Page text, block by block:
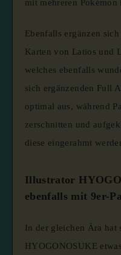
mit mehreren Pokémon
Ebenfalls ergänzen
Karten von Latios und
welches ebenfalls
sich ergänzenden Full
optimal aus, während
zerschnitten und
diese eingerahmt
Illustrator
ebenfalls mit 9er-
In der gleichen Ära hat
HYOGONOSUKE